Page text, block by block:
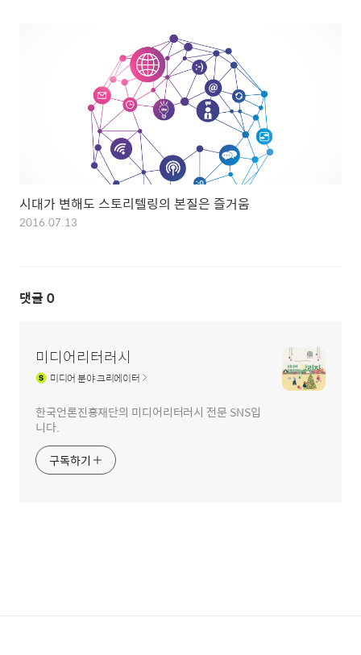
시대가 변해도 스토리텔링의 본질은 즐거움
2016.07.13
댓글 0
미디어리터러시
미디어분야 크리에이터
한국언론진흥재단의 미디어리터러시 전문 SNS입
니다.
구독하기